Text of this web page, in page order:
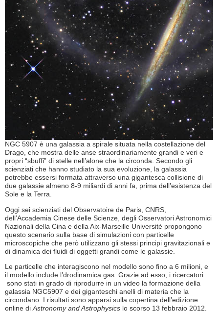
NGC 5907 è una galassia a spirale situata nella costellazione del
Drago, che mostra delle anse straordinariamente grandi e veri e
propri “sbuffi” di stelle nell’alone che la circonda. Secondo gli
scienziati che hanno studiato la sua evoluzione, la galassia
potrebbe essersi formata attraverso una gigantesca collisione di
due galassie almeno 8-9 miliardi di anni fa, prima dell’esistenza del
Sole e la Terra.
Oggi sei scienziati del Observatoire de Paris, CNRS,
dell’Accademia Cinese delle Scienze, degli Osservatori Astronomici
Nazionali della Cina e della Aix-Marseille Université propongono
questo scenario sulla base di simulazioni con particelle
microscopiche che però utilizzano gli stessi principi gravitazionali e
di dinamica dei fluidi di oggetti grandi come le galassie.
Le particelle che interagiscono nel modello sono fino a 6 milioni, e
il modello include l’drodinamica gas. Grazie ad esso, i ricercatori
sono stati in grado di riprodurre in un video la formazione della
galassia NGC5907 e dei giganteschi anelli di materia che la
circondano. I risultati sono apparsi sulla copertina dell’edizione
online di Astronomy and Astrophysics lo scorso 13 febbraio 2012.